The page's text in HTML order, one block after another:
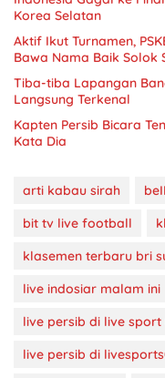
Korea Selatan
Aktif Ikut Turnamen,
Bawa Nama Baik Solok
Tiba-tiba Lapangan
Langsung Terkenal
Kapten Persib Bicara
Kata Dia
arti kabau sirah
bit tv live football
klasemen terbaru bri
live indosiar malam ini
live persib di live sport
live persib di